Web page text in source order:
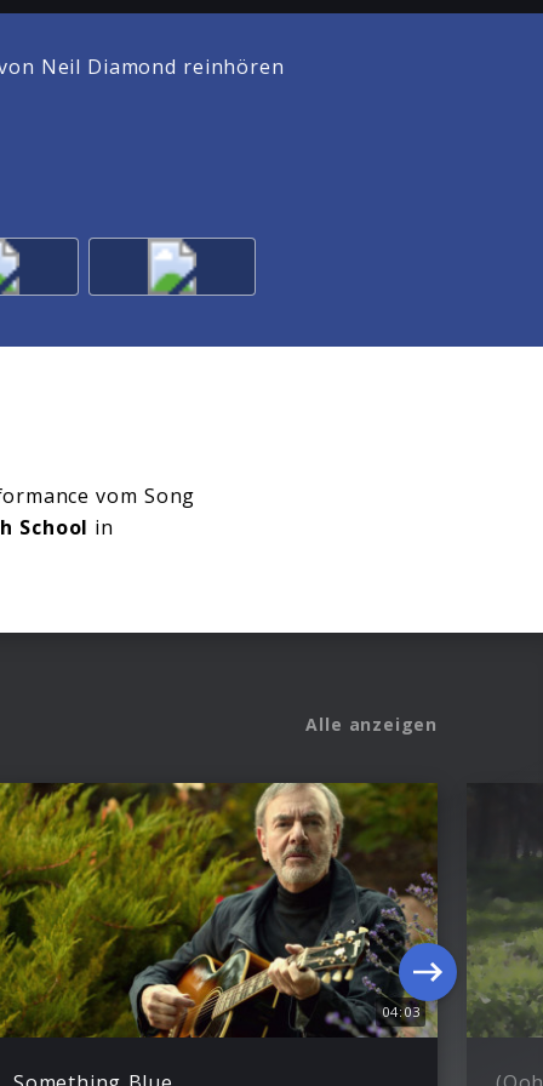
Neil Diamond reinhören
vom Song
School in
Alle anzeigen
04:03